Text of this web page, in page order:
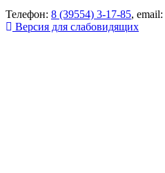
Телефон: 8 (39554) 3-17-85, email:
Версия для слабовидящих